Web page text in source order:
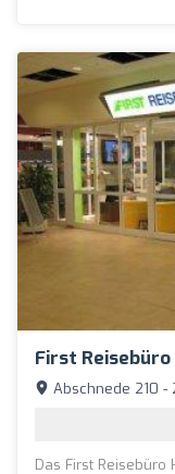
First
Abschnede 210 -
Das First Reisebüro